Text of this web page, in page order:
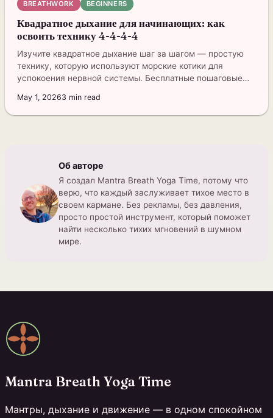
BREATHWORK BEGINNERS
Квадратное дыхание для начинающих: как
освоить технику 4-4-4-4
Изучите квадратное дыхание шаг за шагом — простую
технику, которую используют морские котики для
успокоения нервной системы. Бесплатные пошаговые
May 1, 20263 min read
Об авторе
Я создал Mantra Breath Yoga Time, потому что
верю, что каждый заслуживает тихое место в
своем кармане. Без рекламы, без давления,
просто простой инструмент, который поможет
найти несколько тихих мгновений в шумном
мире.
Mantra Breath Yoga Time
Мантры, дыхание и движение — в одном спокойном